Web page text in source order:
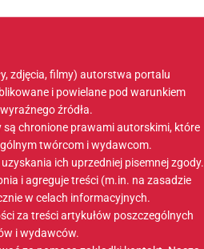
zdjęcia, filmy) autorstwa portalu
i powielane pod warunkiem
źródła.
są chronione prawami autorskimi, które
twórcom i wydawcom.
ich uprzedniej pisemnej zgody.
i agreguje treści (m.in. na zasadzie
w celach informacyjnych.
za treści artykułów poszczególnych
i wydawców.